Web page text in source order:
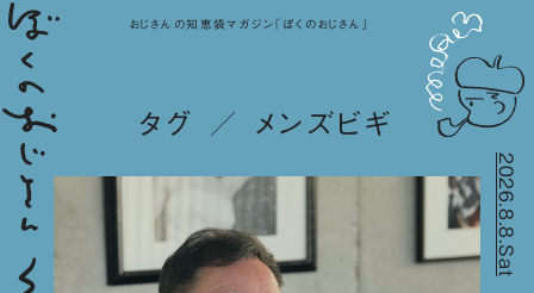
おじさんの知恵袋マガジン『ぼくのおじさん』
2026.8.8.Sat
タグ ／ メンズビギ